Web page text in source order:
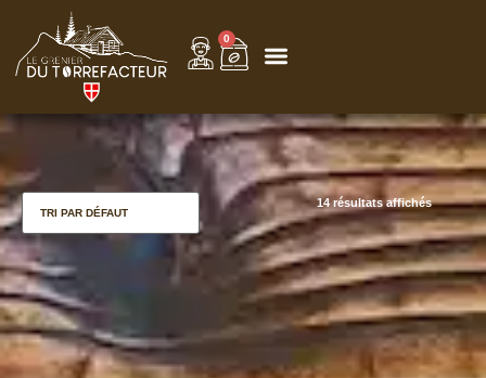
0
14 résultats affichés